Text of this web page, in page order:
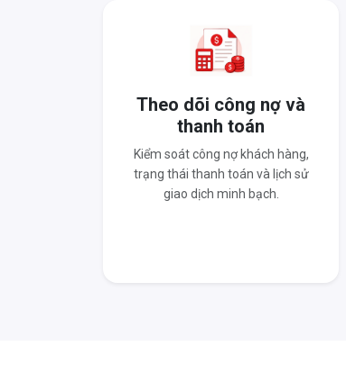
Theo dõi công nợ và
thanh toán
Kiểm soát công nợ khách hàng,
trạng thái thanh toán và lịch sử
giao dịch minh bạch.